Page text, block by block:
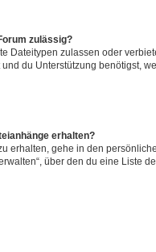
zulässig?
Dateitypen zulassen oder
du Unterstützung benötigst,
erhalten?
erhalten, gehe in den
über den du eine Liste